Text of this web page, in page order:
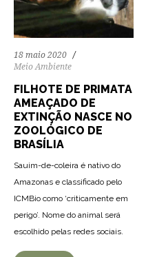
18 maio 2020
Meio Ambiente
FILHOTE DE PRIMATA
AMEAÇADO DE
EXTINÇÃO NASCE NO
ZOOLÓGICO DE
BRASÍLIA
Sauim-de-coleira é nativo do
Amazonas e classificado pelo
ICMBio como ‘criticamente em
perigo’. Nome do animal será
escolhido pelas redes sociais.